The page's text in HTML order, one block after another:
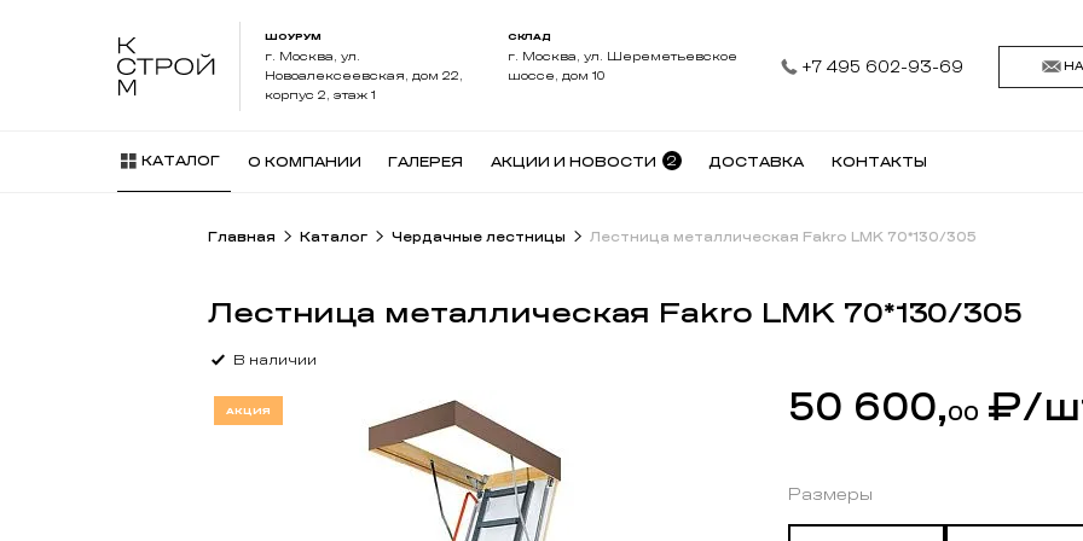
ШОУРУМ
г. Москва, ул.
Новоалексеевская, дом 22,
корпус 2, этаж 1
СКЛАД
г. Москва, ул. Шереметьевское
шоссе, дом 10
+7 495 602-93-69
КАТАЛОГ О КОМПАНИИ ГАЛЕРЕЯ АКЦИИ И НОВОСТИ 2 ДОСТАВКА КОНТАКТЫ
Главная Каталог Чердачные лестницы Лестница металлическая Fakro LMK 70*130/305
Лестница металлическая Fakro LMK 70*130/305
В наличии
АКЦИЯ 50 600,00 ₽/
Размеры